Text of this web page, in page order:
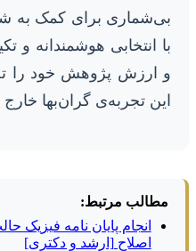
بی‌شماری برای کمک به
با انتخابی هوشمندانه و
و ارزش پژوهش خود را
این تجربه‌ی گران‌بها
مطالب مرتبط:
انجام پایان نامه فیزیک
اصلاح [ارشد و دکتری]